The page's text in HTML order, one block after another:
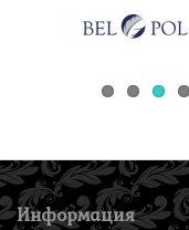
Информация